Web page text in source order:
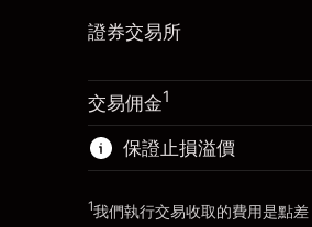
來自杠杆的資金 - 美元
前往平台
使用杠杆的交易規模（
前往平台
證券交易所
交易佣金1
保證止損溢價
1我們執行交易收取的費用是點